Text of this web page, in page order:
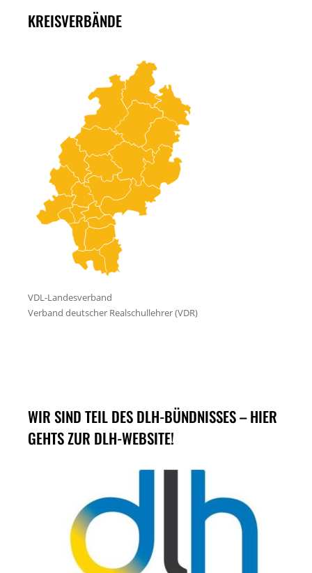
KREISVERBÄNDE
WIR SIND TEIL DES DLH-BÜNDNISSES – HIER
GEHTS ZUR DLH-WEBSITE!